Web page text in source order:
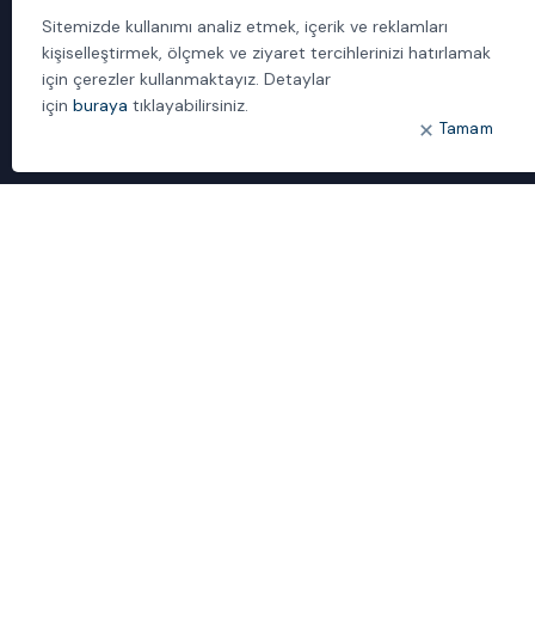
Sürdürülebilirlik
Politika ve Prosedürler
İletişim
Bulut Dönüşümü
Sitemizde kullanımı analiz etmek, içerik ve reklamları
kişiselleştirmek, ölçmek ve ziyaret tercihlerinizi hatırlamak
için çerezler kullanmaktayız. Detaylar
için buraya tıklayabilirsiniz.
Tamam